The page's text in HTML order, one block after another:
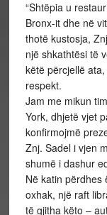
“Shtëpia u
Bronx-it dhe në
thotë kustosja,
një shkathtësi të
këtë përcjellë
respekt.
Jam me mikun
York, dhjetë vjet
konfirmojmë
Znj. Sadel i vjen
shumë i dashur
Në katin përdhes
oxhak, një raft
të gjitha këto –